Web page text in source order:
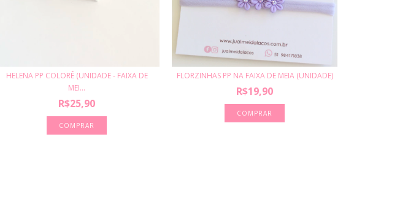
HELENA PP COLORÊ (UNIDADE - FAIXA DE
MEI...
R$25,90
FLORZINHAS PP NA FAIXA DE MEIA (UNIDADE)
R$19,90
COMPRAR